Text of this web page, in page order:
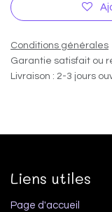
Conditions générales
Garantie satisfait ou
Livraison : 2-3 jours
Liens utiles
Page d'accueil